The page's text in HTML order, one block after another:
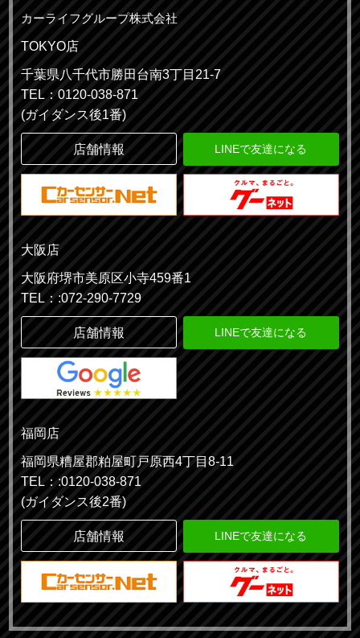
カーライフグループ株式会社
TOKYO店
千葉県八千代市勝田台南3丁目21-7
TEL：0120-038-871
(ガイダンス後1番)
店舗情報 LINEで友達になる
大阪店
大阪府堺市美原区小寺459番1
TEL：:072-290-7729
店舗情報 LINEで友達になる
福岡店
福岡県糟屋郡粕屋町戸原西4丁目8-11
TEL：:0120-038-871
(ガイダンス後2番)
店舗情報 LINEで友達になる